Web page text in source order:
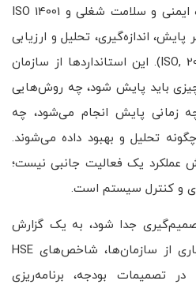
استاندارد ISO 45001 در حوزه ایمنی و سلامت شغلی و ISO 14001
اندازه‌گیری، تحلیل و ارزیابی
عملکرد تأکید دارند (ISO, 2015, 2018). این استانداردها از سازمان
باید پایش شود، چه روش‌هایی
زمانی پایش انجام می‌شود، چه
تحلیل و بهبود داده می‌شوند.
عملکرد یک فعالیت جانبی نیست؛
و کنترل سیستم است.
جدا شود، به یک گزارش
اداری تبدیل می‌شود. در بسیاری از سازمان‌ها، شاخص‌های HSE
در تصمیمات بودجه، برنامه‌ریزی